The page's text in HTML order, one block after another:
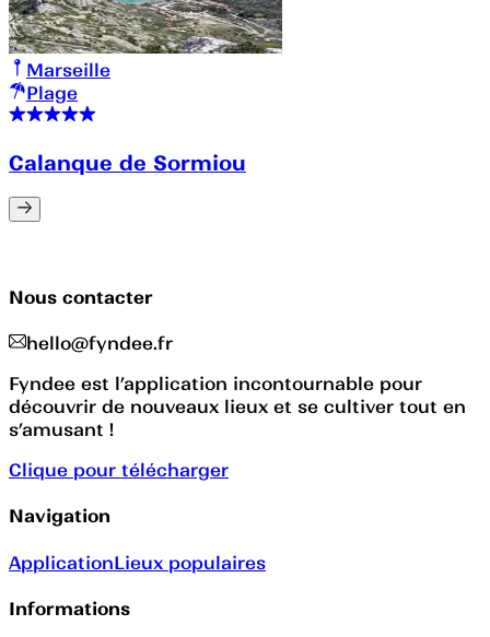
Marseille
Plage
Calanque de Sormiou
Nous contacter
hello@fyndee.fr
Fyndee est l’application incontournable pour
découvrir de nouveaux lieux et se cultiver tout en
s’amusant !
Clique pour télécharger
Navigation
ApplicationLieux populaires
Informations